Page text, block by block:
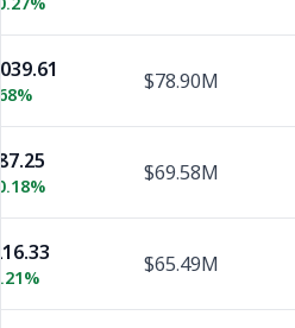
$78.90M
$69.58M
$65.49M